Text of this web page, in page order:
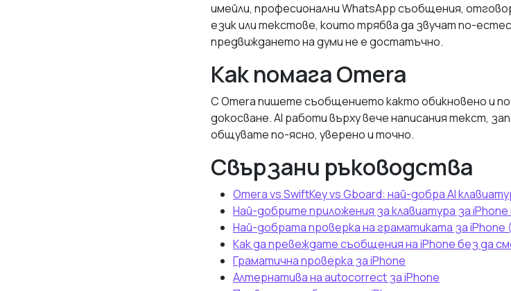
имейли, професионални WhatsApp съобщения,
език или текстове, които трябва да звучат по-
предвиждането на думи не е достатъчно.
Как помага Omera
С Omera пишете съобщението както обикновено и
докосване. AI работи върху вече написания текст,
общувате по-ясно, уверено и точно.
Свързани ръководства
Omera vs SwiftKey vs Gboard: най-добра AI
Най-добрите приложения за клавиатура за iPhone
Най-добрата проверка на граматиката за iPhone
Как да превеждате съобщения на iPhone без да
Граматична проверка за iPhone
Алтернатива на autocorrect за iPhone